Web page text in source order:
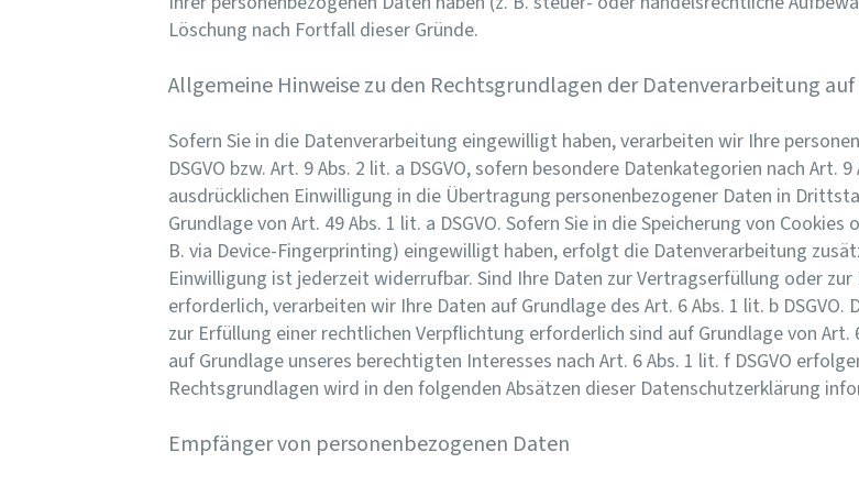
Löschung nach Fortfall dieser Gründe.
Allgemeine Hinweise zu den Rechtsgrundlagen der Datenverarbeitung auf
Sofern Sie in die Datenverarbeitung eingewilligt haben, verarbeiten wir Ihre
DSGVO bzw. Art. 9 Abs. 2 lit. a DSGVO, sofern besondere Datenkategorien nach Art.
ausdrücklichen Einwilligung in die Übertragung personenbezogener Daten in
Grundlage von Art. 49 Abs. 1 lit. a DSGVO. Sofern Sie in die Speicherung von
B. via Device-Fingerprinting) eingewilligt haben, erfolgt die Datenverarbeitung
Einwilligung ist jederzeit widerrufbar. Sind Ihre Daten zur Vertragserfüllung oder
erforderlich, verarbeiten wir Ihre Daten auf Grundlage des Art. 6 Abs. 1 lit. b
zur Erfüllung einer rechtlichen Verpflichtung erforderlich sind auf Grundlage von Art.
auf Grundlage unseres berechtigten Interesses nach Art. 6 Abs. 1 lit. f DSGVO
Rechtsgrundlagen wird in den folgenden Absätzen dieser Datenschutzerklärung
Empfänger von personenbezogenen Daten